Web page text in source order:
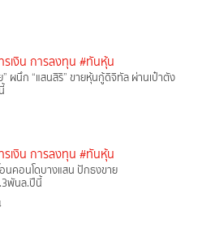
รเงิน การลงทุน #ทันหุ้น
” ผนึก “แสนสิริ” ขายหุ้นกู้ดิจิทัล ผ่านเป๋าตัง
รเงิน การลงทุน #ทันหุ้น
อนคอนโดบางแสน ปักธงขาย
พันล.ปีนี้